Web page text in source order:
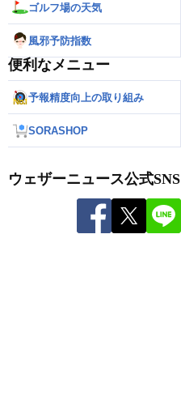
ゴルフ場の天気
風邪予防指数
便利なメニュー
予報精度向上の取り組み
SORASHOP
ウェザーニュース公式SNS